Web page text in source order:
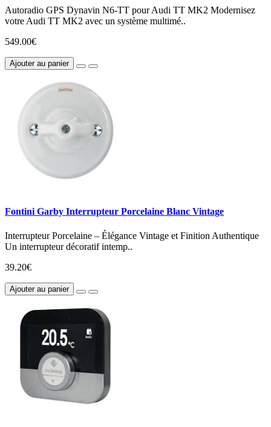
Autoradio GPS Dynavin N6-TT pour Audi TT MK2 Modernisez
votre Audi TT MK2 avec un système multimé..
549.00€
Ajouter au panier
Fontini Garby Interrupteur Porcelaine Blanc Vintage
Interrupteur Porcelaine – Élégance Vintage et Finition Authentique
Un interrupteur décoratif intemp..
39.20€
Ajouter au panier